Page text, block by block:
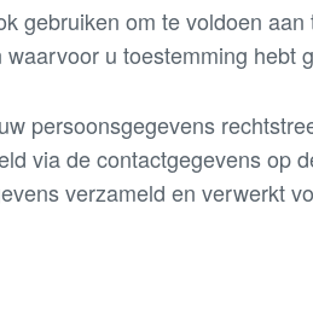
gebruiken om te voldoen aan
u toestemming hebt
persoonsgegevens
via de contactgegevens op
verzameld en verwerkt